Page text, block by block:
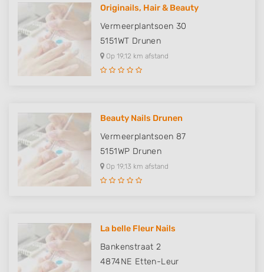
Originails, Hair & Beauty
Vermeerplantsoen 30
5151WT Drunen
Op 19,12 km afstand
Beauty Nails Drunen
Vermeerplantsoen 87
5151WP Drunen
Op 19,13 km afstand
La belle Fleur Nails
Bankenstraat 2
4874NE Etten-Leur